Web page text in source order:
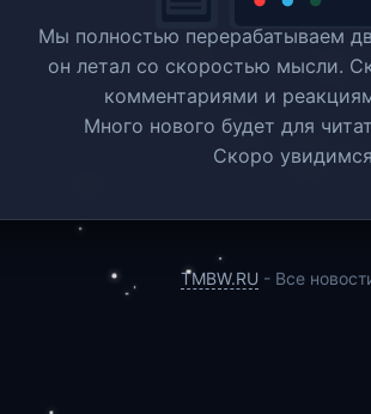
Мы полностью перерабатываем
он летал со скоростью мысли.
комментариями и
Много нового будет для
Скоро
TMBW.RU - Все